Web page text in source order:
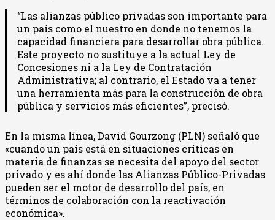
“Las alianzas público privadas son importante para
un país como el nuestro en donde no tenemos la
capacidad financiera para desarrollar obra pública.
Este proyecto no sustituye a la actual Ley de
Concesiones ni a la Ley de Contratación
Administrativa; al contrario, el Estado va a tener
una herramienta más para la construcción de obra
pública y servicios más eficientes”, precisó.
En la misma línea, David Gourzong (PLN) señaló que
«cuando un país está en situaciones críticas en
materia de finanzas se necesita del apoyo del sector
privado y es ahí donde las Alianzas Público-Privadas
pueden ser el motor de desarrollo del país, en
términos de colaboración con la reactivación
económica».